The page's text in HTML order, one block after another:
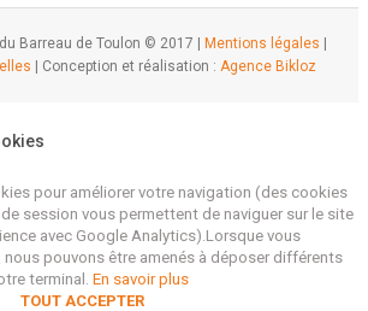
Barreau de Toulon © 2017 | Mentions légales |
| Conception et réalisation : Agence Bikloz
pour améliorer votre navigation (des cookies
session vous permettent de naviguer sur le site
avec Google Analytics).Lorsque vous
nous pouvons être amenés à déposer différents
terminal. En savoir plus
TOUT ACCEPTER